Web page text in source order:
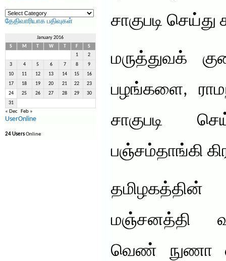
தலைப்புகளில்
தேட
தேதிவாரியாக பதிவுகள்
January 2016
S
M W F
S
1
2
3 4 5 6 7 8 9
10 11 12 13 14 15 16
17 18 19 20 21 22 23
24 25 26 27 28 29 30
31
« Dec Feb »
UserOnline
24 UsersOnline
சாகுபடி
மருத்துவக்
பழங்களை,
சாகுபடி
பஞ்சம்தாங்கி
மஞ்சனத்தி
வெண் நுணா